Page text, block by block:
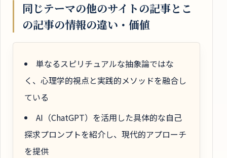
同じテーマの他のサイトの記事とこ
の記事の情報の違い・価値
単なるスピリチュアルな抽象論ではな
く、心理学的視点と実践的メソッドを融合し
ている
AI（ChatGPT）を活用した具体的な自己
探求プロンプトを紹介し、現代的アプローチ
を提供